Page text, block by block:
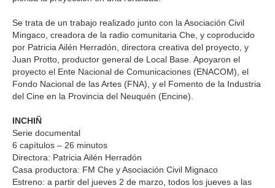
Se trata de un trabajo realizado junto con la Asociación Civil
Mingaco, creadora de la radio comunitaria Che, y coproducido
por Patricia Ailén Herradón, directora creativa del proyecto, y
Juan Protto, productor general de Local Base. Apoyaron el
proyecto el Ente Nacional de Comunicaciones (ENACOM), el
Fondo Nacional de las Artes (FNA), y el Fomento de la Industria
del Cine en la Provincia del Neuquén (Encine).
INCHIÑ
Serie documental
6 capítulos – 26 minutos
Directora: Patricia Ailén Herradón
Casa productora: FM Che y Asociación Civil Mignaco
Estreno: a partir del jueves 2 de marzo, todos los jueves a las